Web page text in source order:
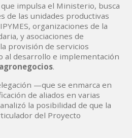
impulsa el Ministerio, busca
de las unidades productivas
organizaciones de la
y asociaciones de
provisión de servicios
al desarrollo e implementación
agronegocios.
—que se enmarca en
de aliados en varias
la posibilidad de que la
del Proyecto